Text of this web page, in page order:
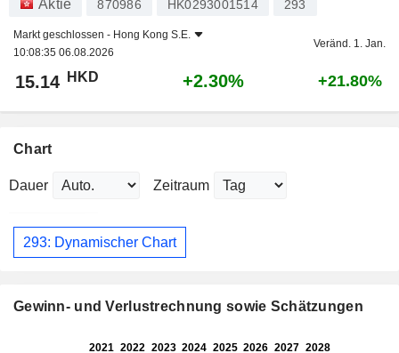
Aktie 870986 HK0293001514 293
Markt geschlossen - Hong Kong S.E.
10:08:35 06.08.2026
Veränd. 1. Jan.
15.14 HKD +2.30% +21.80%
Chart
Dauer Zeitraum
293: Dynamischer Chart
Gewinn- und Verlustrechnung sowie Schätzungen